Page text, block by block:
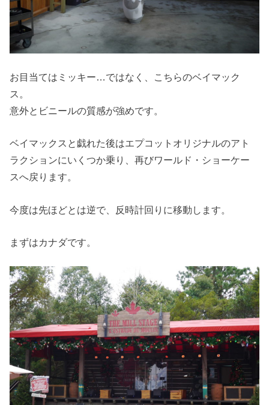
お目当てはミッキー…ではなく、こちらのベイマック
ス。
意外とビニールの質感が強めです。
ベイマックスと戯れた後はエプコットオリジナルのアト
ラクションにいくつか乗り、再びワールド・ショーケー
スへ戻ります。
今度は先ほどとは逆で、反時計回りに移動します。
まずはカナダです。